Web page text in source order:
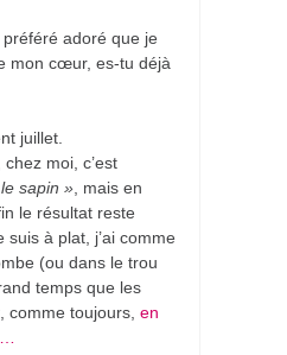
adoré que je
mon cœur, es-tu déjà
juillet.
chez moi, c’est
sapin », mais en
le résultat reste
suis à plat, j’ai comme
(ou dans le trou
temps que les
comme toujours, en